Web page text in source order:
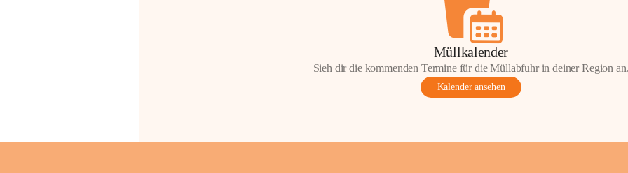
Müllkalender
Sieh dir die kommenden Termine für die Müllabfuhr in deiner Region
Kalender ansehen